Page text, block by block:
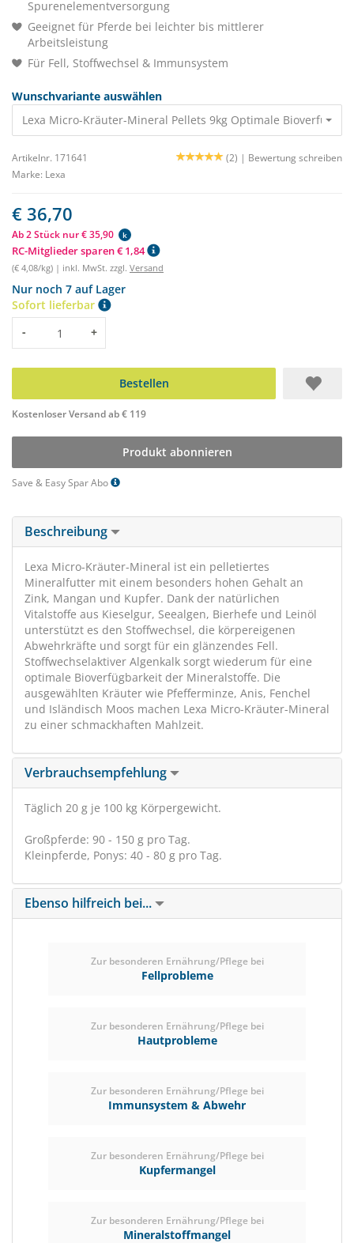
Spurenelementversorgung
Geeignet für Pferde bei leichter bis mittlerer
Arbeitsleistung
Für Fell, Stoffwechsel & Immunsystem
Wunschvariante auswählen
Artikelnr. 171641 (2) | Bewertung schreiben
Marke: Lexa
€ 36,70
Ab 2 Stück nur € 35,90 k
RC-Mitglieder sparen € 1,84
(€ 4,08/kg) | inkl. MwSt. zzgl. Versand
Nur noch 7 auf Lager
Sofort lieferbar
Menge
- +
Bestellen
Kostenloser Versand ab € 119
Produkt abonnieren
Save & Easy Spar Abo
Beschreibung
Lexa Micro-Kräuter-Mineral ist ein pelletiertes
Mineralfutter mit einem besonders hohen Gehalt an
Zink, Mangan und Kupfer. Dank der natürlichen
Vitalstoffe aus Kieselgur, Seealgen, Bierhefe und Leinöl
unterstützt es den Stoffwechsel, die körpereigenen
Abwehrkräfte und sorgt für ein glänzendes Fell.
Stoffwechselaktiver Algenkalk sorgt wiederum für eine
optimale Bioverfügbarkeit der Mineralstoffe. Die
ausgewählten Kräuter wie Pfefferminze, Anis, Fenchel
und Isländisch Moos machen Lexa Micro-Kräuter-Mineral
zu einer schmackhaften Mahlzeit.
Verbrauchsempfehlung
Täglich 20 g je 100 kg Körpergewicht.
Großpferde: 90 - 150 g pro Tag.
Kleinpferde, Ponys: 40 - 80 g pro Tag.
Ebenso hilfreich bei...
Zur besonderen Ernährung/Pflege bei
Fellprobleme
Zur besonderen Ernährung/Pflege bei
Hautprobleme
Zur besonderen Ernährung/Pflege bei
Immunsystem & Abwehr
Zur besonderen Ernährung/Pflege bei
Kupfermangel
Zur besonderen Ernährung/Pflege bei
Mineralstoffmangel